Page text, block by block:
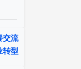
交流
转型